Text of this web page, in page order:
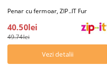
Penar cu fermoar, ZIP..IT Fur
40.50lei
49.74lei
Vezi detalii